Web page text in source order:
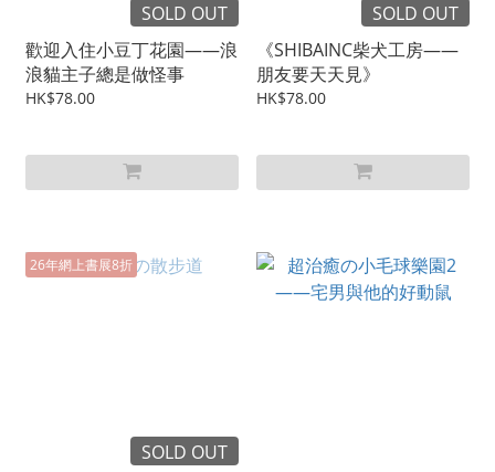
SOLD OUT
歡迎入住小豆丁花園——浪
浪貓主子總是做怪事
HK$78.00
SOLD OUT
《SHIBAINC柴犬工房——
朋友要天天見》
HK$78.00
26年網上書展8折
SOLD OUT